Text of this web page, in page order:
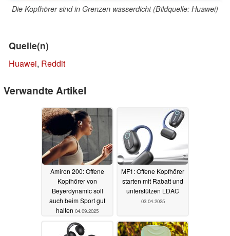
Die Kopfhörer sind in Grenzen wasserdicht (Bildquelle: Huawei)
Quelle(n)
Huawei, Reddit
Verwandte Artikel
Amiron 200: Offene
Kopfhörer von
Beyerdynamic soll
auch beim Sport gut
halten 04.09.2025
MF1: Offene Kopfhörer
starten mit Rabatt und
unterstützen LDAC
03.04.2025